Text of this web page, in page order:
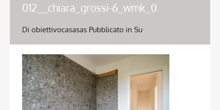
012__chiara_grossi-6_wmk_0
Di obiettivocasasas Pubblicato in Su